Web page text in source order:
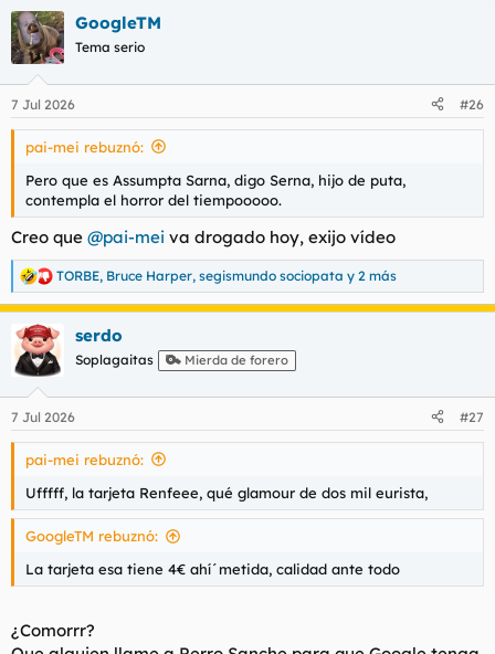
i
c
i
a
d
o
r
d
t
m
a
e
n
i
o
GoogleTM
Tema serio
7 Jul 2026 #26
pai-mei rebuznó:
Pero que es Assumpta Sarna, digo Serna, hijo de puta,
contempla el horror del tiempooooo.
Creo que @pai-mei va drogado hoy, exijo vídeo
R
e
a
c
c
i
e
s
TORBE, Bruce Harper, segismundo sociopata y 2 más
serdo
Soplagaitas Mierda de forero
7 Jul 2026 #27
pai-mei rebuznó:
Ufffff, la tarjeta Renfeee, qué glamour de dos mil eurista,
GoogleTM rebuznó:
La tarjeta esa tiene 4€ ahí´metida, calidad ante todo
¿Comorrr?